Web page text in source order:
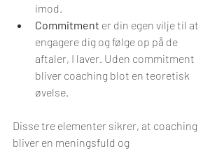
imod.
Commitment er din egen vilje til at
engagere dig og følge op på de
aftaler, I laver. Uden commitment
bliver coaching blot en teoretisk
øvelse.
Disse tre elementer sikrer, at coaching
bliver en meningsfuld og